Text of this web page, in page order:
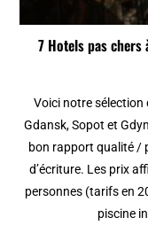
7 Hotels pas
Voici notre sélection
Gdansk, Sopot et
bon rapport qualité /
d’écriture. Les prix
personnes (tarifs en
piscine